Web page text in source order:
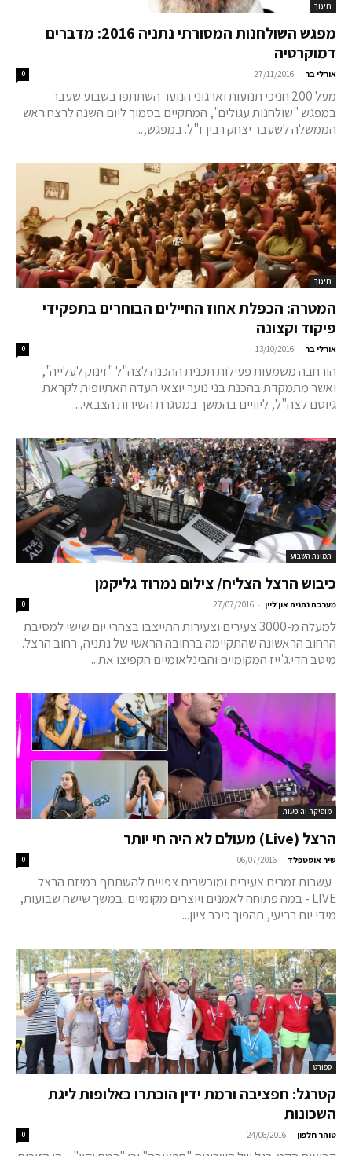
חינוך
מפגש השולחנות המסורתי נתניה 2016: מדברים
דמוקרטיה
אורלי בר -
27/11/2016
0
מעל 200 חניכי תנועות וארגוני הנוער השתתפו בשבוע שעבר
במפגש "שולחנות עגולים", המתקיים בסמוך ליום השנה לרצח ראש
הממשלה לשעבר יצחק רבין ז"ל. במפגש,...
חינוך
המטרה: הכפלת אחוז החיילים הבוחרים בתפקידי
פיקוד וקצונה
אורלי בר -
13/10/2016
0
הורחבה משמעות פעילות תכנית ההכנה לצה"ל "זינוק לעלייה",
ואשר מתמקדת בהכנת בני נוער יוצאי העדה האתיופית לקראת
גיוסם לצה"ל, ליוויים בהמשך במסגרת השירות הצבאי...
תמונת השבוע
כיבוש הרצל הצליח/ צילום נמרוד גליקמן
מערכת נתניה און ליין -
27/07/2016
0
למעלה מ-3000 צעירים וצעירות התייצבו בצהרי יום שישי למסיבת
הרחוב הראשונה שהתקיימה ברחובה הראשי של נתניה, רחוב הרצל.
מיטב הדי.ג'ייז המקומיים והבינלאומיים הקפיצו את...
מוסיקה והופעות
הרצל (Live) מעולם לא היה חי יותר
שיר אוסטפלד -
06/07/2016
0
עשרות זמרים צעירים ומוכשרים צפויים להשתתף במיזם הרצל
LIVE - במה פתוחה לאמנים ויוצרים מקומיים. במשך שישה שבועות,
מידי יום רביעי, תהפוך כיכר ציון...
ספורט
קטרגל: חפציבה ורמת ידין הוכתרו כאלופות ליגת
השכונות
טוהר חלפון -
24/06/2016
0